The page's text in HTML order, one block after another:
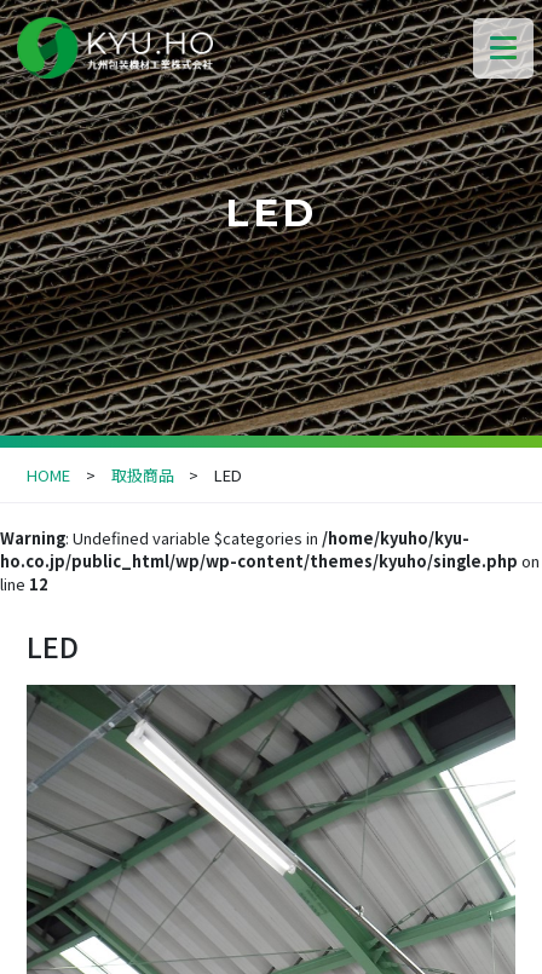
LED
HOME 取扱商品 LED
Warning: Undefined variable $categories in /home/kyuho/kyu-
ho.co.jp/public_html/wp/wp-content/themes/kyuho/single.php on
line 12
LED